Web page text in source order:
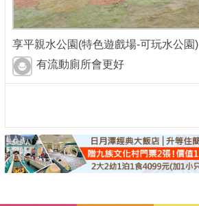
享平親水公園(特色遊戲場-可玩水公園)
有流動廁所會更好